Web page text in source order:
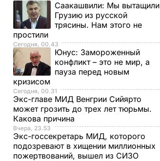
Саакашвили: Мы вытащили
Грузию из русской
трясины. Нам этого не
простили
Сегодня, 00.43
Юнус: Замороженный
конфликт – это не мир, а
пауза перед новым
кризисом
Сегодня, 00.31
Экс-главе МИД Венгрии Сийярто
может грозить до трех лет тюрьмы.
Какова причина
Вчера, 23.53
Экс-госсекретарь МИД, которого
подозревают в хищении миллионных
пожертвований, вышел из СИЗО